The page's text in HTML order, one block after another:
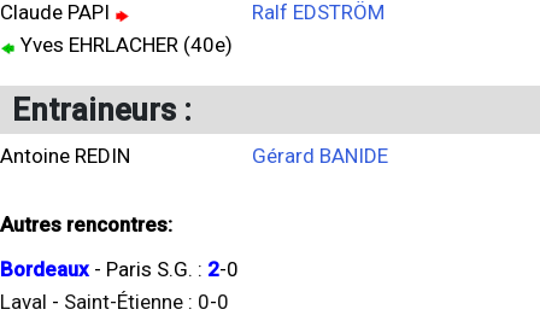
Claude PAPI
Yves EHRLACHER (40e)
Ralf EDSTRÖM
Entraineurs :
Antoine REDIN Gérard BANIDE
Autres rencontres:
Bordeaux - Paris S.G. : 2-0
Laval - Saint-Étienne : 0-0